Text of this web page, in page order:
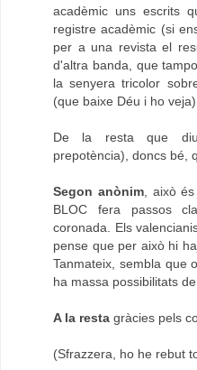
acadèmic uns escrits
registre acadèmic (si
per a una revista el
d'altra banda, que
la senyera tricolor
(que baixe Déu i ho veja).
De la resta que
prepotència), doncs bé,
Segon anònim, això
BLOC fera passos
coronada. Els
pense que per això hi
Tanmateix, sembla que
ha massa possibilitats
A la resta gràcies pels
(Sfrazzera, ho he rebut